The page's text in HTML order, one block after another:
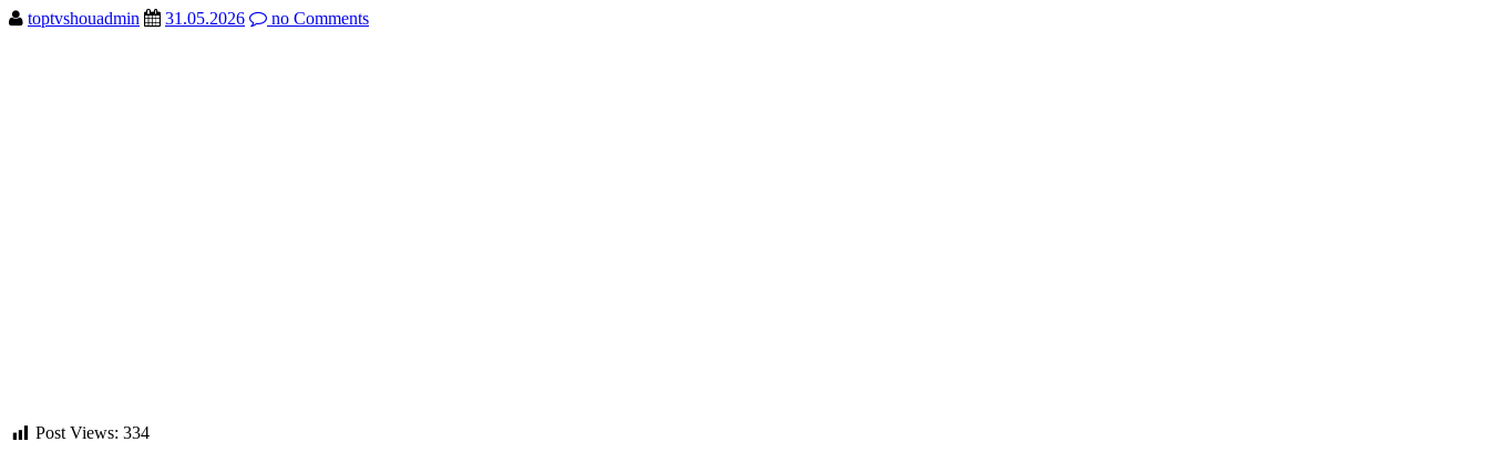
toptvshouadmin 31.05.2026 no Comments
Post Views: 334